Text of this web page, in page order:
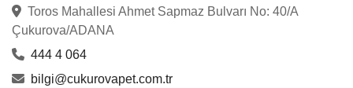
Toros Mahallesi Ahmet Sapmaz Bulvarı No: 40/A
Çukurova/ADANA
444 4 064
bilgi@cukurovapet.com.tr